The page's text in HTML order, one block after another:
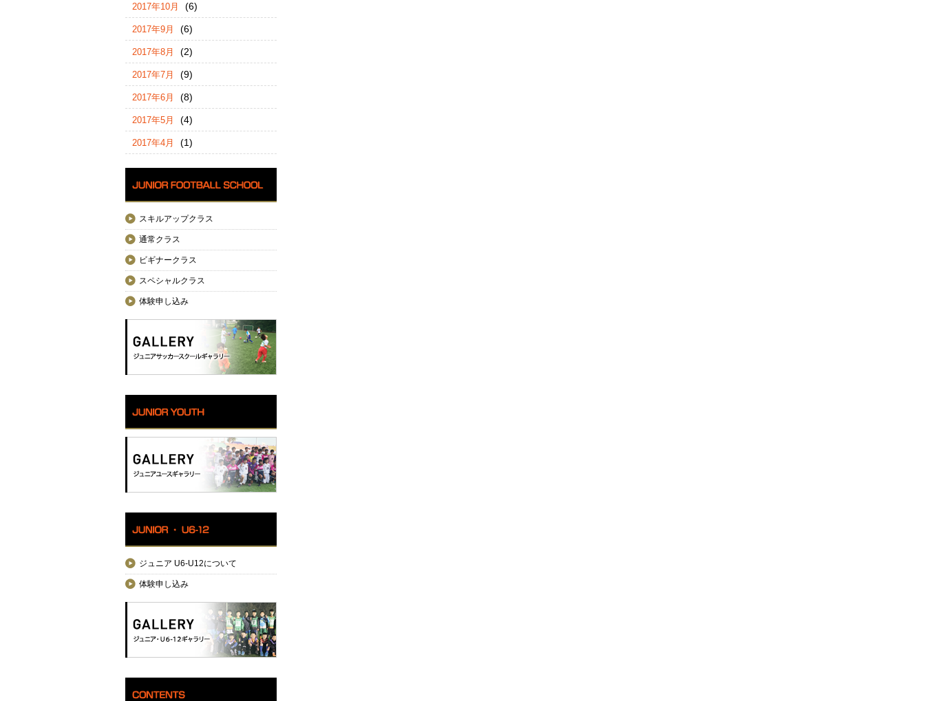
2017年10月 (6)
2017年9月 (6)
2017年8月 (2)
2017年7月 (9)
2017年6月 (8)
2017年5月 (4)
2017年4月 (1)
スキルアップクラス
通常クラス
ビギナークラス
スペシャルクラス
体験申し込み
ジュニア U6-U12について
体験申し込み